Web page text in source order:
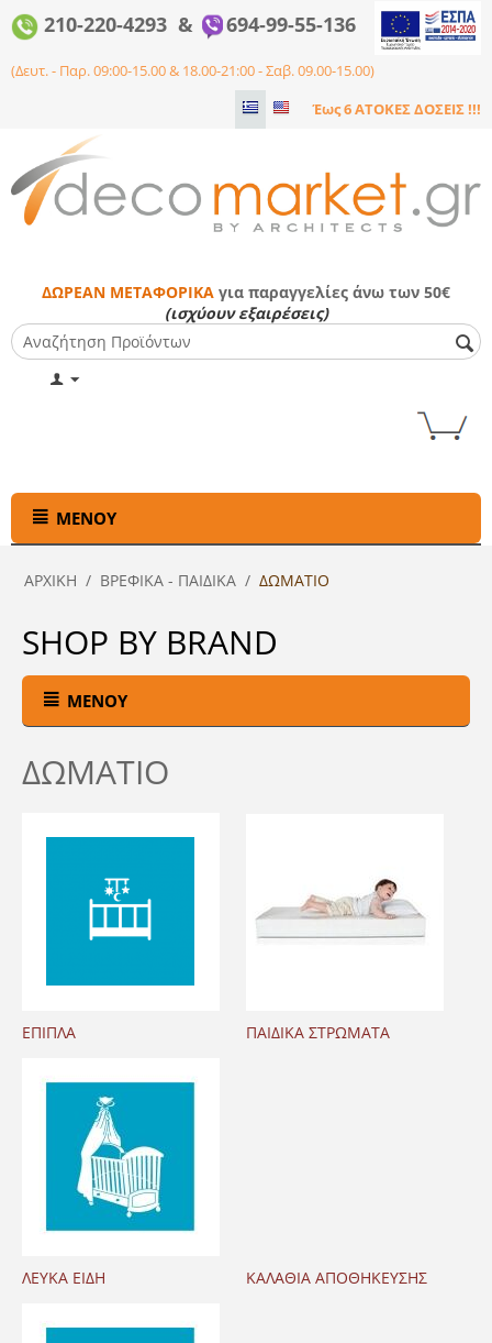
210-220-4293 & 694-99-55-136
(Δευτ. - Παρ. 09:00-15.00 & 18.00-21:00 - Σαβ. 09.00-15.00)
Έως 6 ΑΤΟΚΕΣ ΔΟΣΕΙΣ !!!
ΔΩΡΕΑΝ ΜΕΤΑΦΟΡΙΚΑ για παραγγελίες άνω των 50€
(ισχύουν εξαιρέσεις)
ΜΕΝΟΎ
ΑΡΧΙΚΉ / ΒΡΕΦΙΚΑ - ΠΑΙΔΙΚΑ / ΔΩΜΑΤΙΟ
SHOP BY BRAND
ΜΕΝΟΎ
ΔΩΜΑΤΙΟ
ΕΠΙΠΛΑ ΠΑΙΔΙΚΑ ΣΤΡΩΜΑΤΑ
ΛΕΥΚΑ ΕΙΔΗ ΚΑΛΑΘΙΑ ΑΠΟΘΗΚΕΥΣΗΣ